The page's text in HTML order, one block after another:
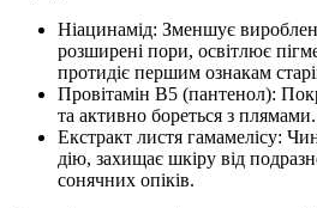
Ніацинамід: Зменшує
розширені пори, освітлює
протидіє першим ознакам
Провітамін В5 (пантенол):
та активно бореться з плямами.
Екстракт листя гамамелісу:
дію, захищає шкіру від
сонячних опіків.